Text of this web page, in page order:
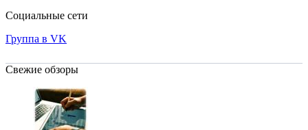
Социальные сети
Группа в VK
Свежие обзоры